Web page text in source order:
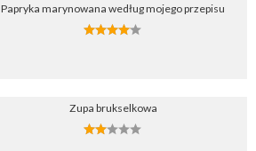
Papryka marynowana według mojego przepisu
Zupa brukselkowa